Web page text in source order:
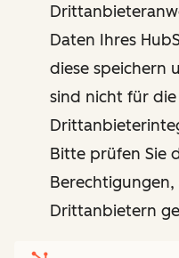
Daten Ihres
diese speichern
sind nicht für
Bitte prüfen Sie
Drittanbietern